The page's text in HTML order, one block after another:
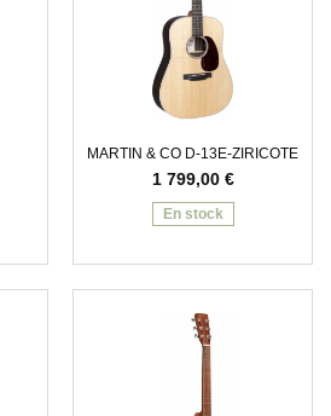
MARTIN & CO D-13E-ZIRICOTE
1 799,00 €
En stock